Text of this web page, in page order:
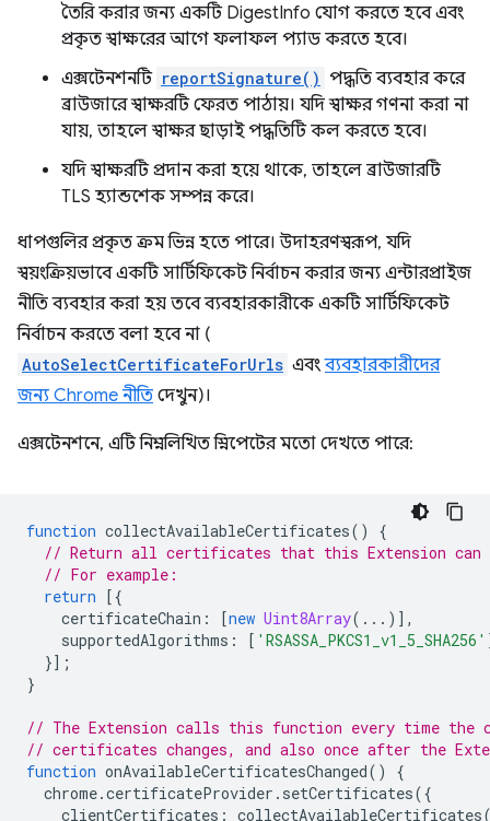
তৈরি করার জন্য একটি DigestInfo যোগ করতে হবে এবং
প্রকৃত স্বাক্ষরের আগে ফলাফল প্যাড করতে হবে।
এক্সটেনশনটি reportSignature() পদ্ধতি ব্যবহার করে
ব্রাউজারে স্বাক্ষরটি ফেরত পাঠায়। যদি স্বাক্ষর গণনা করা না
যায়, তাহলে স্বাক্ষর ছাড়াই পদ্ধতিটি কল করতে হবে।
যদি স্বাক্ষরটি প্রদান করা হয়ে থাকে, তাহলে ব্রাউজারটি
TLS হ্যান্ডশেক সম্পন্ন করে।
ধাপগুলির প্রকৃত ক্রম ভিন্ন হতে পারে। উদাহরণস্বরূপ, যদি
স্বয়ংক্রিয়ভাবে একটি সার্টিফিকেট নির্বাচন করার জন্য এন্টারপ্রাইজ
নীতি ব্যবহার করা হয় তবে ব্যবহারকারীকে একটি সার্টিফিকেট
নির্বাচন করতে বলা হবে না (
AutoSelectCertificateForUrls এবংব্যবহারকারীদের
জন্য Chrome নীতি দেখুন)।
এক্সটেনশনে, এটি নিম্নলিখিত স্নিপেটের মতো দেখতে পারে:
function collectAvailableCertificates()
{
// Return all certificates that this Extension can
// For example:
return [{
certificateChain : [new Uint8Array(...)],
supportedAlgorithms : [ 'RSASSA_PKCS1_v1_5_SHA256'
}];
}
// The Extension calls this function every time
// certificates changes, and also once after the
function onAvailableCertificatesChanged()
{
chrome.certificateProvider . setCertificates({
clientCertificates : collectAvailableCertificates